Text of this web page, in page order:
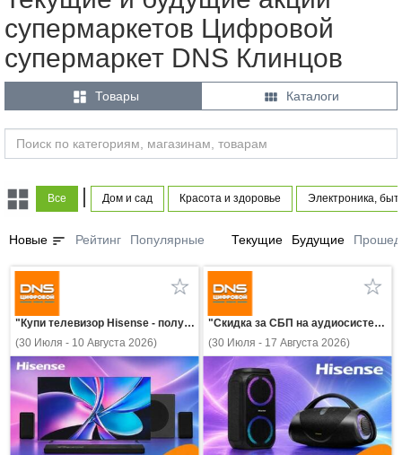
супермаркетов Цифровой
супермаркет DNS Клинцов
 Товары  Каталоги
Все | Дом и сад Красота и здоровье Электроника,
Новые sort Рейтинг Популярные Текущие Будущие
"Купи телевизор Hisense - получи скидку на саундбар Hisense!"
(30 Июля - 10 Августа 2026)
"Скидка за СБП на аудиосистемы Hisense!"
(30 Июля - 17 Августа 2026)